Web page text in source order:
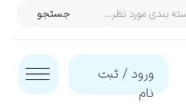
ورود / ثبت
نام
جستجو